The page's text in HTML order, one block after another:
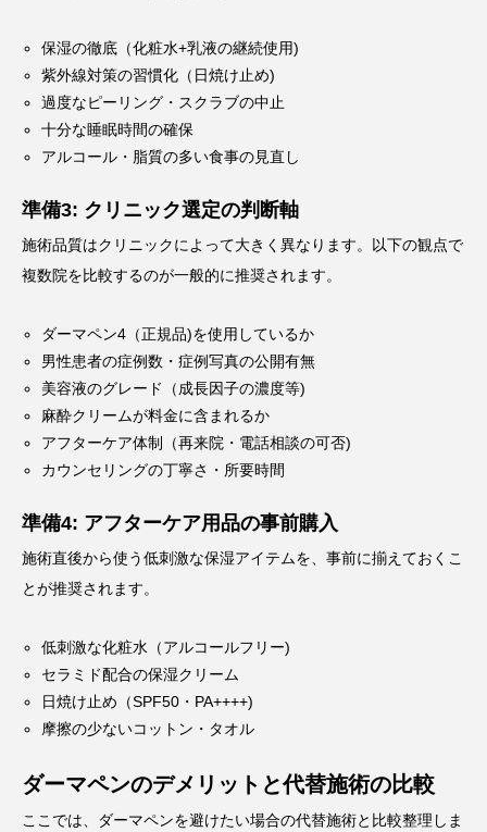
保湿の徹底（化粧水+乳液の継続使用)
紫外線対策の習慣化（日焼け止め)
過度なピーリング・スクラブの中止
十分な睡眠時間の確保
アルコール・脂質の多い食事の見直し
準備3: クリニック選定の判断軸
施術品質はクリニックによって大きく異なります。以下の観点で
複数院を比較するのが一般的に推奨されます。
ダーマペン4（正規品)を使用しているか
男性患者の症例数・症例写真の公開有無
美容液のグレード（成長因子の濃度等)
麻酔クリームが料金に含まれるか
アフターケア体制（再来院・電話相談の可否)
カウンセリングの丁寧さ・所要時間
準備4: アフターケア用品の事前購入
施術直後から使う低刺激な保湿アイテムを、事前に揃えておくこ
とが推奨されます。
低刺激な化粧水（アルコールフリー)
セラミド配合の保湿クリーム
日焼け止め（SPF50・PA++++)
摩擦の少ないコットン・タオル
ダーマペンのデメリットと代替施術の比較
ここでは、ダーマペンを避けたい場合の代替施術と比較整理しま